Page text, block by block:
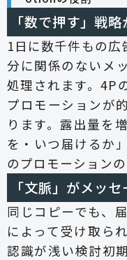
「数で押す」戦
1日に数千件もの広
分に関係のないメ
処理されます。4P
プロモーションが
ります。露出量を
を・いつ届けるか
のプロモーションの
「文脈」がメッ
同じコピーでも、
によって受け取ら
認識が浅い検討初